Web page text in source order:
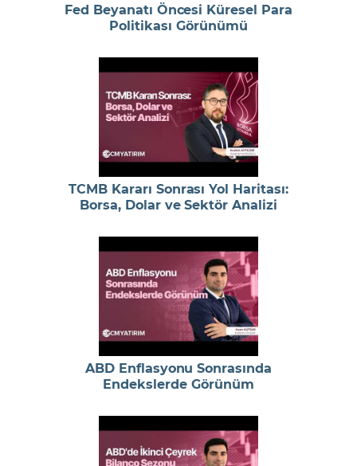
Fed Beyanatı Öncesi Küresel Para
Politikası Görünümü
TCMB Kararı Sonrası Yol Haritası:
Borsa, Dolar ve Sektör Analizi
ABD Enflasyonu Sonrasında
Endekslerde Görünüm